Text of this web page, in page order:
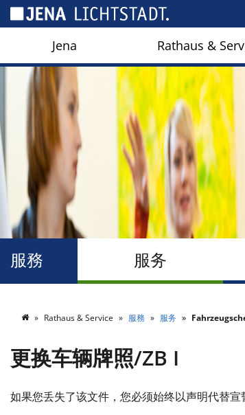
Jena Rathaus &
服务
服務
Rathaus & Service 服務 服务
更换车辆牌照/ZB I
如果您丢失了该文件，您必须始终以声明代替
Cookies management panel